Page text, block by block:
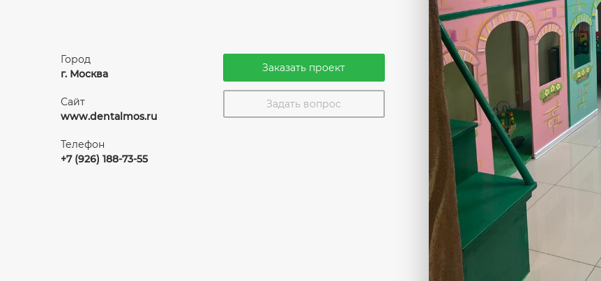
Город
г. Москва
Сайт
www.dentalmos.ru
Телефон
+7 (926) 188-73-55
Заказать проект
Задать вопрос